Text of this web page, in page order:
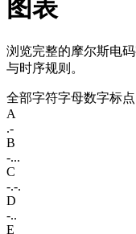
图表
浏览完整的摩尔斯电
与时序规则。
全部字符字母数字标点
A
.-
B
-...
C
-.-.
D
-..
E